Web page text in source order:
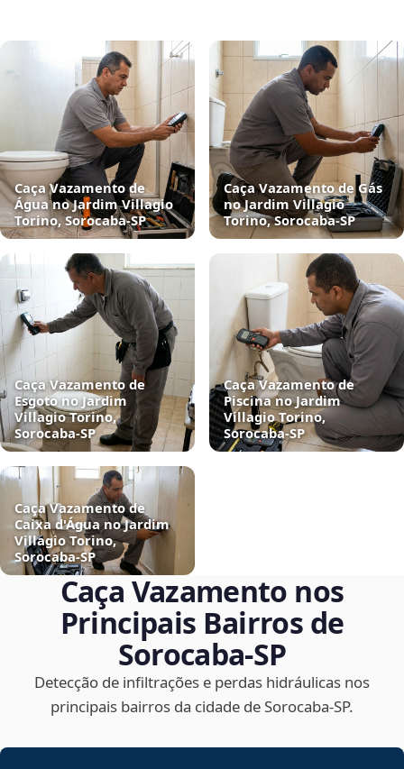
Caça Vazamento de
Água no Jardim Villagio
Torino, Sorocaba‑SP
Caça Vazamento de Gás
no Jardim Villagio
Torino, Sorocaba‑SP
Caça Vazamento de
Esgoto no Jardim
Villagio Torino,
Sorocaba‑SP
Caça Vazamento de
Piscina no Jardim
Villagio Torino,
Sorocaba‑SP
Caça Vazamento de
Caixa d'Água no Jardim
Villagio Torino,
Sorocaba‑SP
Caça Vazamento nos
Principais Bairros de
Sorocaba‑SP
Detecção de infiltrações e perdas hidráulicas nos
principais bairros da cidade de Sorocaba‑SP.